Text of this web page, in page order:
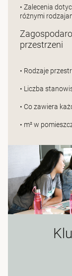
• Zalecenia
różnymi
przestrzeni
• Rodzaje
• Liczba
• Co zawiera
• m² w